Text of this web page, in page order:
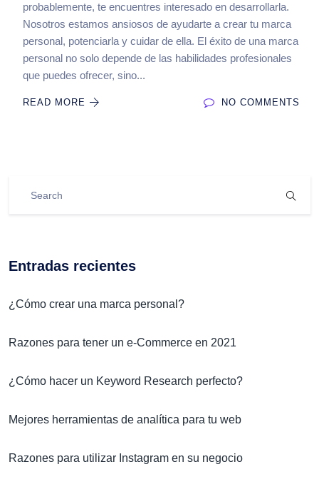
probablemente, te encuentres interesado en desarrollarla.
Nosotros estamos ansiosos de ayudarte a crear tu marca
personal, potenciarla y cuidar de ella. El éxito de una marca
personal no solo depende de las habilidades profesionales
que puedes ofrecer, sino...
READ MORE NO COMMENTS
Entradas recientes
¿Cómo crear una marca personal?
Razones para tener un e-Commerce en 2021
¿Cómo hacer un Keyword Research perfecto?
Mejores herramientas de analítica para tu web
Razones para utilizar Instagram en su negocio